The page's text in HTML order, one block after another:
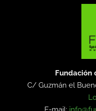
Fundación
C/ Guzmán el